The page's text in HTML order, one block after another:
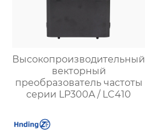
Высокопроизводительный
векторный
преобразователь частоты
серии LP300A / LC410